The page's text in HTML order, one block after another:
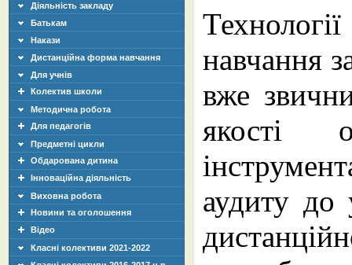
Діяльність закладу
Батькам
Накази
Дистанційна форма навчання
Для учнів
Колектив школи
Методична робота
Для педагогів
Предметні цикли
Обдарована дитина
Інноваційна діяльність
Виховна робота
Новини та оголошення
Відео
Класні колективи 2021-2022
навчання
вже
якості
аудиту до